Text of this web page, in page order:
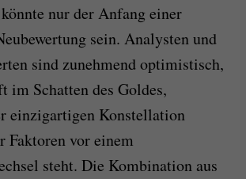
nur der Anfang einer
sein. Analysten und
sind zunehmend optimistisch,
im Schatten des Goldes,
einzigartigen Konstellation
Faktoren vor einem
steht. Die Kombination aus